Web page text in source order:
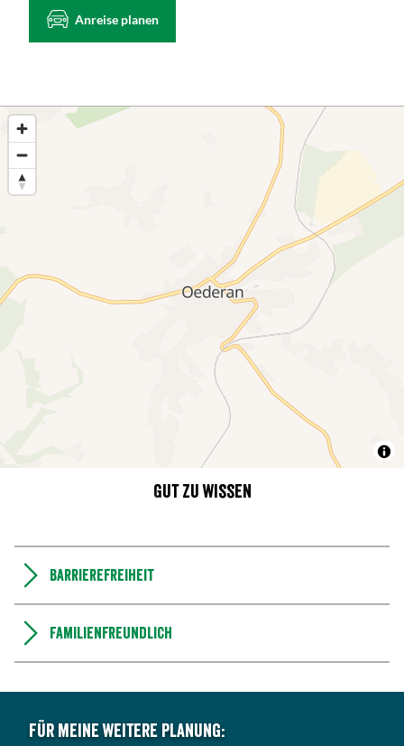
Anreise planen
Gut zu wissen
Barrierefreiheit
Familienfreundlich
Für meine weitere Planung: